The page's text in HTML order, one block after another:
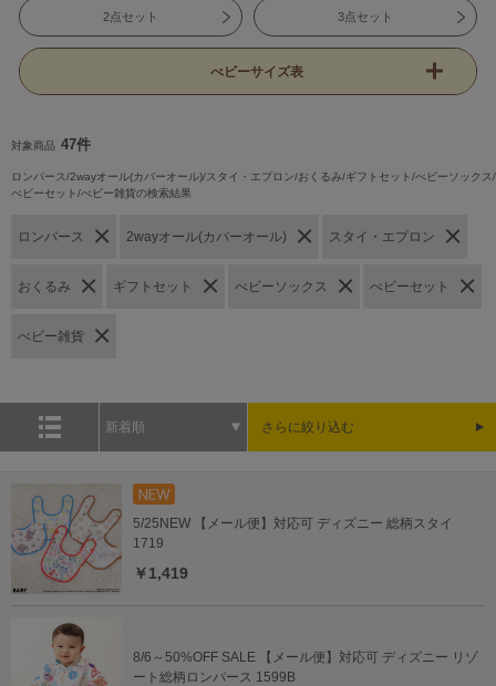
2点セット 3点セット
べビーサイズ表
対象商品 47件
ロンパース/2wayオール(カバーオール)/スタイ・エプロン/おくるみ/ギフトセット/べビーソックス/
べビーセット/べビー雑貨の検索結果
ロンパース 2wayオール(カバーオール) スタイ・エプロン
おくるみ ギフトセット べビーソックス べビーセット
べビー雑貨
新着順 さらに絞り込む
5/25NEW 【メール便】対応可 ディズニー 総柄スタイ
1719
￥1,419
8/6～50%OFF SALE 【メール便】対応可 ディズニー リゾ
ート総柄ロンパース 1599B